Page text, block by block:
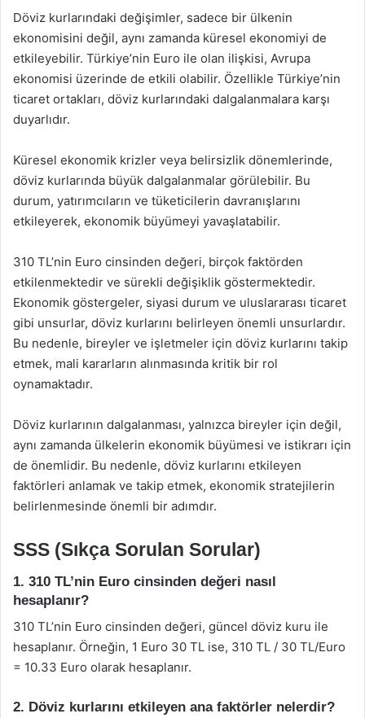
Döviz kurlarındaki değişimler, sadece bir ülkenin
ekonomisini değil, aynı zamanda küresel ekonomiyi de
etkileyebilir. Türkiye’nin Euro ile olan ilişkisi, Avrupa
ekonomisi üzerinde de etkili olabilir. Özellikle Türkiye’nin
ticaret ortakları, döviz kurlarındaki dalgalanmalara karşı
duyarlıdır.
Küresel ekonomik krizler veya belirsizlik dönemlerinde,
döviz kurlarında büyük dalgalanmalar görülebilir. Bu
durum, yatırımcıların ve tüketicilerin davranışlarını
etkileyerek, ekonomik büyümeyi yavaşlatabilir.
310 TL’nin Euro cinsinden değeri, birçok faktörden
etkilenmektedir ve sürekli değişiklik göstermektedir.
Ekonomik göstergeler, siyasi durum ve uluslararası ticaret
gibi unsurlar, döviz kurlarını belirleyen önemli unsurlardır.
Bu nedenle, bireyler ve işletmeler için döviz kurlarını takip
etmek, mali kararların alınmasında kritik bir rol
oynamaktadır.
Döviz kurlarının dalgalanması, yalnızca bireyler için değil,
aynı zamanda ülkelerin ekonomik büyümesi ve istikrarı için
de önemlidir. Bu nedenle, döviz kurlarını etkileyen
faktörleri anlamak ve takip etmek, ekonomik stratejilerin
belirlenmesinde önemli bir adımdır.
SSS (Sıkça Sorulan Sorular)
1. 310 TL’nin Euro cinsinden değeri nasıl
hesaplanır?
310 TL’nin Euro cinsinden değeri, güncel döviz kuru ile
hesaplanır. Örneğin, 1 Euro 30 TL ise, 310 TL / 30 TL/Euro
= 10.33 Euro olarak hesaplanır.
2. Döviz kurlarını etkileyen ana faktörler nelerdir?